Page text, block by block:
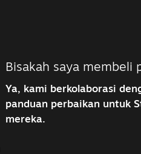
Bisakah saya membeli
Ya, kami berkolaborasi
panduan perbaikan untuk
mereka.